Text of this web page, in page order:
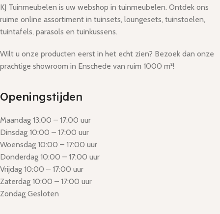
KJ Tuinmeubelen is uw webshop in tuinmeubelen. Ontdek ons
ruime online assortiment in tuinsets, loungesets, tuinstoelen,
tuintafels, parasols en tuinkussens.
Wilt u onze producten eerst in het echt zien? Bezoek dan onze
prachtige showroom in Enschede van ruim 1000 m²!
Openingstijden
Maandag 13:00 – 17:00 uur
Dinsdag 10:00 – 17:00 uur
Woensdag 10:00 – 17:00 uur
Donderdag 10:00 – 17:00 uur
Vrijdag 10:00 – 17:00 uur
Zaterdag 10:00 – 17:00 uur
Zondag Gesloten